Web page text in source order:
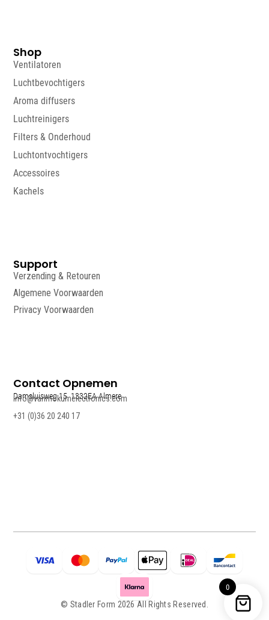
0
Shop
Ventilatoren
Luchtbevochtigers
Aroma diffusers
Luchtreinigers
Filters & Onderhoud
Luchtontvochtigers
Accessoires
Kachels
Support
Verzending & Retouren
Algemene Voorwaarden
Privacy Voorwaarden
Contact Opnemen
Damsluisweg 15, 1332EA Almere
info@vanmokumelectronics.com
+31 (0)36 20 240 17
© Stadler Form 2026 All Rights Reserved.